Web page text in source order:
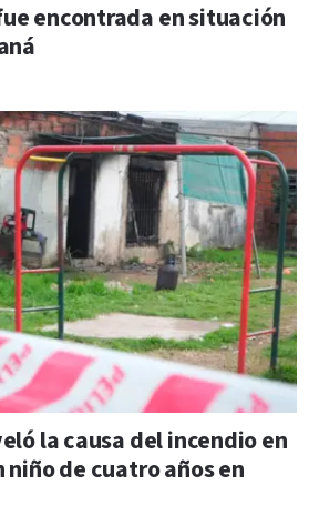
encontrada en situación
la causa del incendio en
niño de cuatro años en